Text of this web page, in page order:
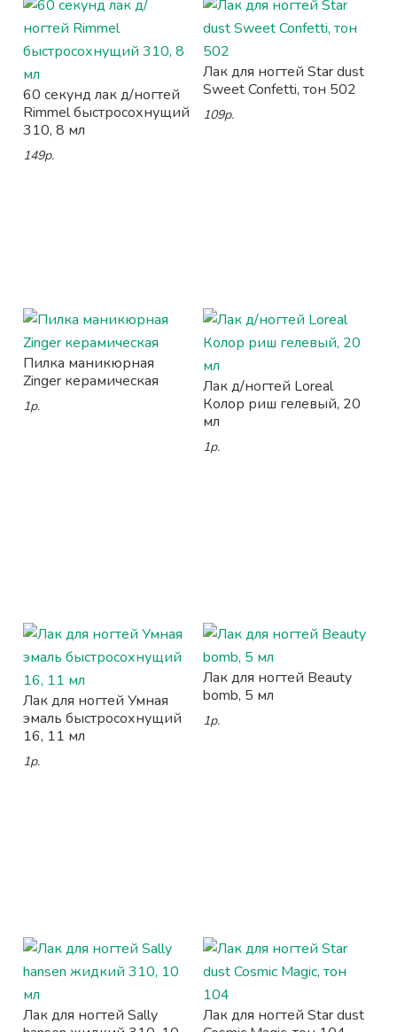
60 секунд лак д/ногтей
Rimmel быстросохнущий
310, 8 мл
149р.
Лак для ногтей Star dust
Sweet Confetti, тон 502
109р.
Пилка маникюрная
Zinger керамическая
1р.
Лак д/ногтей Loreal
Колор риш гелевый, 20
мл
1р.
Лак для ногтей Умная
эмаль быстросохнущий
16, 11 мл
1р.
Лак для ногтей Beauty
bomb, 5 мл
1р.
Лак для ногтей Sally
Лак для ногтей Star dust